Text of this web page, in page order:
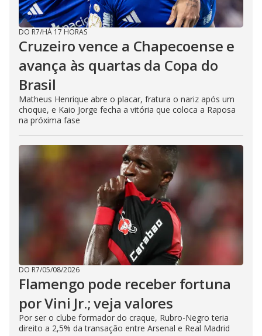
DO R7/HÁ 17 HORAS
Cruzeiro vence a Chapecoense e
avança às quartas da Copa do
Brasil
Matheus Henrique abre o placar, fratura o nariz após um
choque, e Kaio Jorge fecha a vitória que coloca a Raposa
na próxima fase
DO R7/05/08/2026
Flamengo pode receber fortuna
por Vini Jr.; veja valores
Por ser o clube formador do craque, Rubro-Negro teria
direito a 2,5% da transação entre Arsenal e Real Madrid